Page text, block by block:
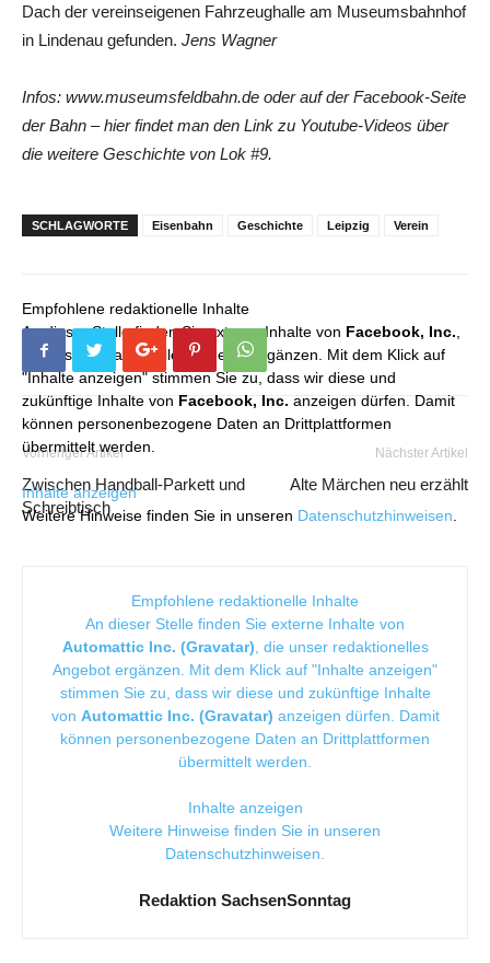
Dach der vereinseigenen Fahrzeughalle am Museumsbahnhof
in Lindenau gefunden. Jens Wagner
Infos: www.museumsfeldbahn.de oder auf der Facebook-Seite
der Bahn – hier findet man den Link zu Youtube-Videos über
die weitere Geschichte von Lok #9.
SCHLAGWORTE Eisenbahn Geschichte Leipzig Verein
Empfohlene redaktionelle Inhalte
An dieser Stelle finden Sie externe Inhalte von Facebook, Inc.
die unser redaktionelles Angebot ergänzen. Mit dem Klick auf
"Inhalte anzeigen" stimmen Sie zu, dass wir diese und
zukünftige Inhalte von Facebook, Inc. anzeigen dürfen. Damit
können personenbezogene Daten an Drittplattformen
übermittelt werden.
Inhalte anzeigen
Weitere Hinweise finden Sie in unseren Datenschutzhinweisen
Vorheriger Artikel
Zwischen Handball-Parkett und
Schreibtisch
Nächster Artikel
Alte Märchen neu erzählt
Empfohlene redaktionelle Inhalte
An dieser Stelle finden Sie externe Inhalte von
Automattic Inc. (Gravatar) , die unser redaktionelles
Angebot ergänzen. Mit dem Klick auf "Inhalte anzeigen"
stimmen Sie zu, dass wir diese und zukünftige Inhalte
von Automattic Inc. (Gravatar) anzeigen dürfen. Damit
können personenbezogene Daten an Drittplattformen
übermittelt werden.
Inhalte anzeigen
Weitere Hinweise finden Sie in unseren
Datenschutzhinweisen
Redaktion SachsenSonntag